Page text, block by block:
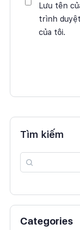
Lưu tên
trình
của tôi.
Tìm kiếm
Categories